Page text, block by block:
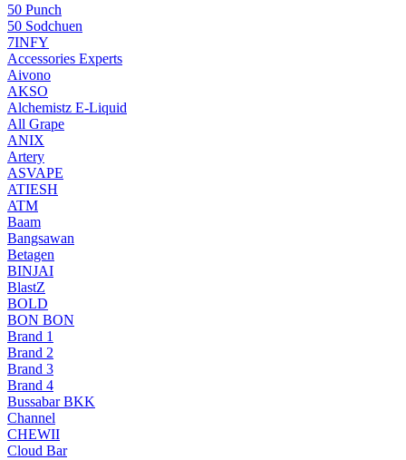
50 Punch
50 Sodchuen
7INFY
Accessories Experts
Aivono
AKSO
Alchemistz E-Liquid
All Grape
ANIX
Artery
ASVAPE
ATIESH
ATM
Baam
Bangsawan
Betagen
BINJAI
BlastZ
BOLD
BON BON
Brand 1
Brand 2
Brand 3
Brand 4
Bussabar BKK
Channel
CHEWII
Cloud Bar